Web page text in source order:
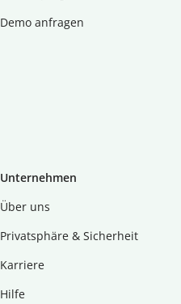
Demo anfragen
Unternehmen
Über uns
Privatsphäre & Sicherheit
Karriere
Hilfe